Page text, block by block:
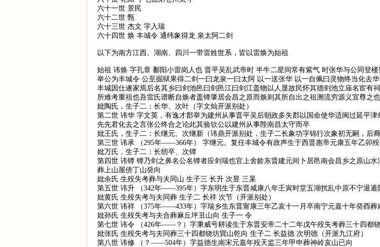
六十一世 景民
六十二世 甄
六十三世 杰文 字入瑞
六十四世 焕 丰城令 通纬象得龙 泉太阿二剑
以下为南方江西、湖南、四川一带雷姓世系，皆以雷焕为始祖
始祖 讳焕 字孔章 鄱阳小雷岗人也 晋平吴乱武帝时 半牛二星间常有紫气 时张华与公同登
举公为丰城令 公至掘狱果得二剑一曰龙泉一曰太阿 以一送张华 以一自佩曰灵物终当化去
丰城因仕遂家焉后名其乡曰剑池邑曰剑邑江曰剑江盖物以人显故民怀其德剑池立庙名宦有
所难考重祖也吾雷氏谱断自焕者盖镡肇居会昌之原而焕则其所自出之祖溯流穷源义宜尊之
妣陶氏，生子二：长华、次叶（字文灿开派别处）
第二世 讳华 字文英，有逸才郡举为建州从事晋平吴后朝政多失郡以国命使华适闽过延平
先先君化去之言张公终合之论此其验欤公以建州从事陛南昌太守而卒
妣王氏，生子二：长继元、次继新（讳鼎开派别处，生子二长象功字锦行次象初无嗣，后裔
第三世 讳承 （295年——366年） 字继元。复任丰城令有政声生于西晋惠帝元康五年乙卯殁
妣万氏，生子二：长纫卒、次镡
第四世 讳镡 镡乃剑之鼻名公名镡者应剑瑞也官上舍龄东晋建元间卜居邑南会昌乡之原山
葬上山屋傍丁山癸向
妣余氏 生殁失考葬与夫同山 生子三 长升 次昱 三杲
第五世 讳升 （342年——395年）字东明生于东晋咸康八年壬寅时堂五湖扰乱中原不宁退
妣黄氏 生殁失考与夫同葬 生子二 长祥 次节（开派别处）
第六世 讳祥 （375年——433年）字瑞乡生东晋甯康三年乙亥十一月卒南宁元嘉十年癸酉葬
妣孙氏 生殁失考与夫合葬麻丘坪丑山向 生子一 令
第七世 讳令 （426年——？）字秉威号耕读生于东晋安帝二十二年戊午殁失考葬三十四都
妣张氏 生殁失考与夫同葬三十四都铙坊巽山乾向 生子二 长益德 次明德（开派九江府）
第八世 讳修 （？——504年）字益德生南宋元嘉年殁天监三年甲申葬神岭亥山已向